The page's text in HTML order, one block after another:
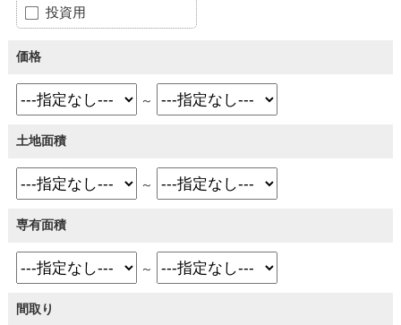
投資用
価格
～
土地面積
～
専有面積
～
間取り